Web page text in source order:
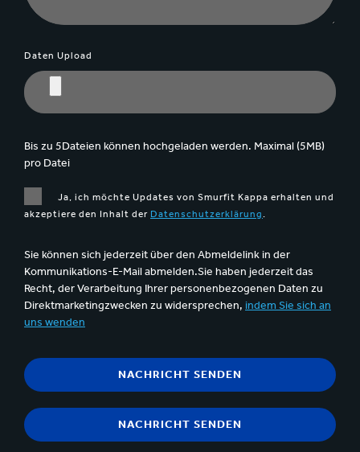
Daten Upload
Bis zu 5Dateien können hochgeladen werden. Maximal (5MB)
pro Datei
Ja, ich möchte Updates von Smurfit Kappa erhalten und
akzeptiere den Inhalt der Datenschutzerklärung.
Sie können sich jederzeit über den Abmeldelink in der
Kommunikations-E-Mail abmelden.Sie haben jederzeit das
Recht, der Verarbeitung Ihrer personenbezogenen Daten zu
Direktmarketingzwecken zu widersprechen, indem Sie sich an
uns wenden